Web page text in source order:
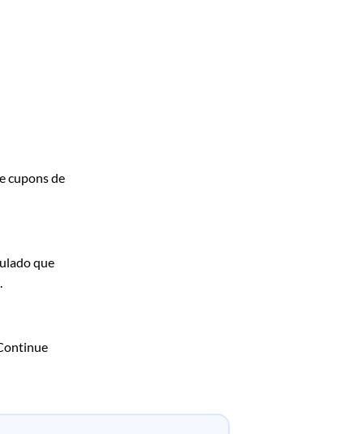
cupons de
que